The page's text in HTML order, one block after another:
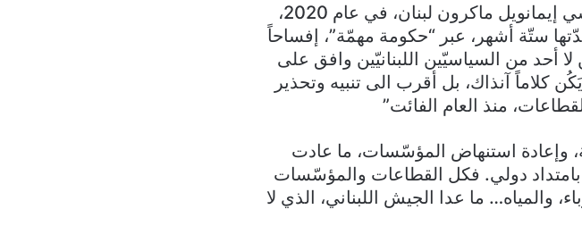
وشدّد المصدر على أنه “عندما زار الرئيس الفرنسي إيمانويل ماكرون لبنان، في عام 2020،
ستّة أشهر، عبر “حكومة مهمّة”، إفساحاً
أحد من السياسيّين اللبنانيّين وافق على
كلاماً آنذاك، بل أقرب الى تنبيه وتحذير
منذ العام الفائت”
وإعادة استنهاض المؤسّسات، ما عادت
بامتداد دولي. فكل القطاعات والمؤسّسات
والمياه… ما عدا الجيش اللبناني، الذي لا